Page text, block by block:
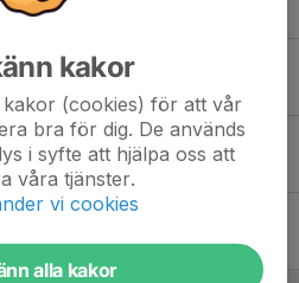
Gällivare 18/10
kakor
(cookies) för att vår
bra för dig. De används
i syfte att hjälpa oss att
våra tjänster.
vi cookies
alla kakor